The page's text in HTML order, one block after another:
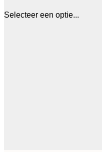
Selecteer een optie...